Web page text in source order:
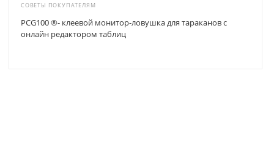
СОВЕТЫ ПОКУПАТЕЛЯМ
PCG100 ®- клеевой монитор-ловушка для тараканов с
онлайн редактором таблиц